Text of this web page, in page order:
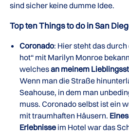
sind sicher keine dumme Idee.
Top ten Things to do in San
Coronado: Hier steht das
hot“ mit Marilyn Monroe
welchesan meinem
Wenn man die Straße
Seahouse, in dem man
muss. Coronado selbst ist ein
mit traumhaften Häusern.
Erlebnisse im Hotel war das